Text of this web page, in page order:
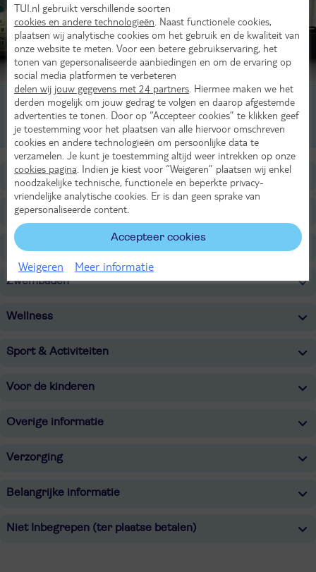
Beoordeling van 5 TUI-gasten
2-persoonskamer, Standaard, 2-3 pers
1-persoonskamer, Standaard, 1-1 pers
Ligging
Faciliteiten
Restaurants/Bars
Zwembaden
Wellness
Sport & Activiteiten
Voor de kinderen
Overige informatie
Verzorging
Belangrijke informatie
Niet Inbegrepen (ter plaatse betalen)
TUI.nl gebruikt verschillende soorten
cookies en andere technologieën . Naast functionele cookies,
plaatsen wij analytische cookies om het gebruik en de kwaliteit van
onze website te meten. Voor een betere gebruikservaring, het
tonen van gepersonaliseerde aanbiedingen en om de ervaring op
social media platformen te verbeteren
delen wij jouw gegevens met 24 partners . Hiermee maken we het
derden mogelijk om jouw gedrag te volgen en daarop afgestemde
advertenties te tonen. Door op “Accepteer cookies” te klikken geef
je toestemming voor het plaatsen van alle hiervoor omschreven
cookies en andere technologieën om persoonlijke data te
verzamelen. Je kunt je toestemming altijd weer intrekken op onze
cookies pagina . Indien je kiest voor “Weigeren” plaatsen wij enkel
noodzakelijke technische, functionele en beperkte privacy-
vriendelijke analytische cookies. Er is dan geen sprake van
gepersonaliseerde content.
Accepteer cookies
Weigeren Meer informatie